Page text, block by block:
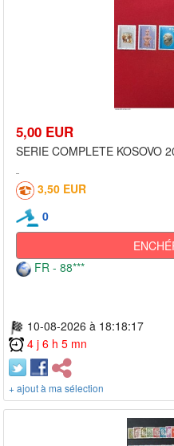
5,00 EUR
SERIE COMPLETE KOSOVO
3,50 EUR
0
FR - 88***
10-08-2026 à 18:18:17
4 j 6 h 5 mn
+ ajout à ma sélection